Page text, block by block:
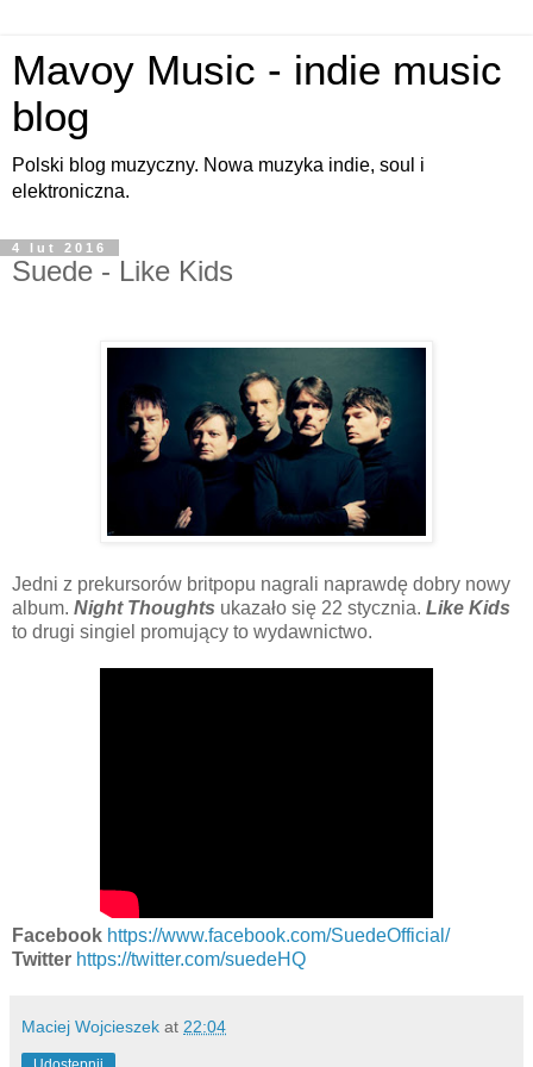
Mavoy Music - indie music
blog
Polski blog muzyczny. Nowa muzyka indie, soul i
elektroniczna.
4 lut 2016
Suede - Like Kids
Jedni z prekursorów britpopu nagrali naprawdę dobry nowy
album. Night Thoughts ukazało się 22 stycznia. Like Kids
to drugi singiel promujący to wydawnictwo.
Facebook https://www.facebook.com/SuedeOfficial/
Twitter https://twitter.com/suedeHQ
Maciej Wojcieszek at 22:04